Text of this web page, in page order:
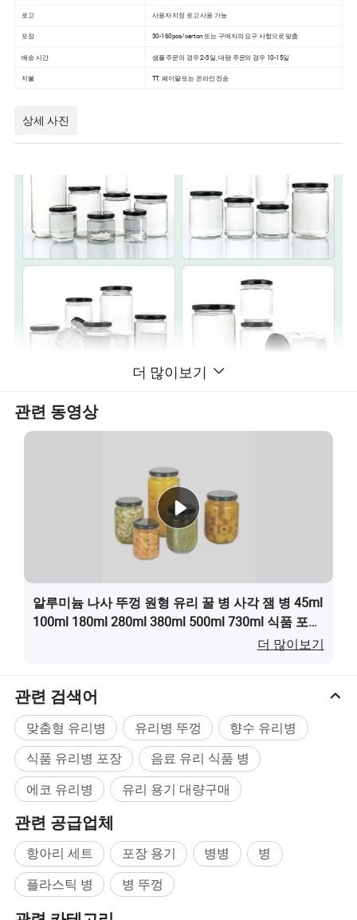
로고 사용자 지정 로고 사용 가능
포장 30-160pcs/carton 또는 구매자의 요구 사항으로 맞춤
배송 시간 샘플 주문의 경우 2-3일, 대량 주문의 경우 10-15일
지불 TT, 페이팔 또는 온라인 전송
상세 사진
더 많이보기
관련 동영상
알루미늄 나사 뚜껑 원형 유리 꿀 병 사각 잼 병 45ml
100ml 180ml 280ml 380ml 500ml 730ml 식품 포장
더 많이보기
관련 검색어
맞춤형 유리병 유리병 뚜껑
향수 유리병
식품 유리병 포장
음료 유리 식품 병
에코 유리병
유리 용기 대량구매
관련 공급업체
항아리 세트 포장 용기 병병
병
플라스틱 병
병 뚜껑